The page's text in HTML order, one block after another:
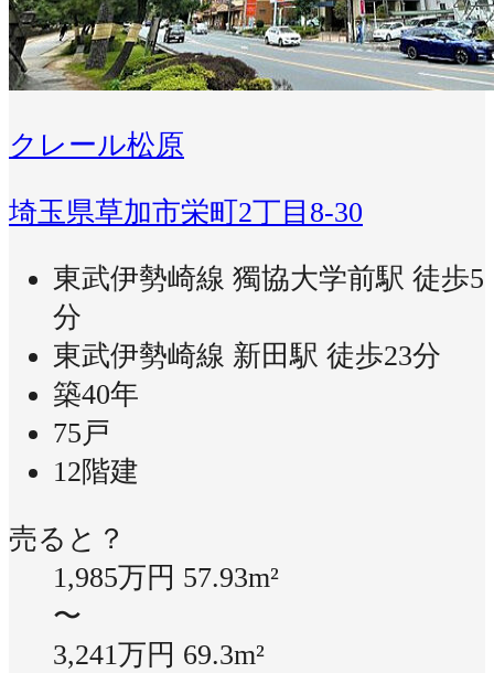
クレール松原
埼玉県草加市栄町2丁目8-30
東武伊勢崎線 獨協大学前駅 徒歩5
分
東武伊勢崎線 新田駅 徒歩23分
築40年
75戸
12階建
売ると？
1,985万円 57.93m²
〜
3,241万円 69.3m²